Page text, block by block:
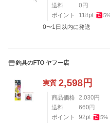
送料
0 円
ポイント
118pt 5
0〜1日以内に発送
釣具のFTO ヤフー店
実質 2,598円
商品価格 2,030 円
送料
660 円
ポイント
92pt 5%